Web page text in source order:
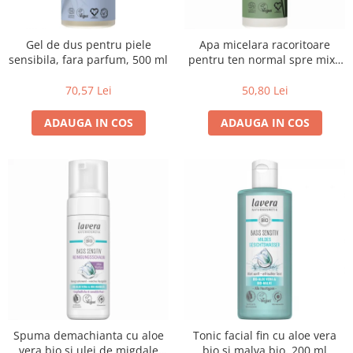
Faina bio si gris
Mixuri bio si blaturi
Paine bio
Ciocolata, cacao si cafea
Cafea bio
Cafea bio din cereale
Ciocolata bio
Condimente bio
Maioneza bio
Mancare asiatica bio
Sare si mixuri de sare
Dulceata si creme bio
Compoturi bio
Gel de dus pentru piele
sensibila, fara parfum, 500 ml
70,57 Lei
ADAUGA IN COS
Apa micelara racoritoare
pentru ten normal spre mixt,
50,80 Lei
ADAUGA IN COS
Spuma demachianta cu aloe
Tonic facial fin cu aloe vera